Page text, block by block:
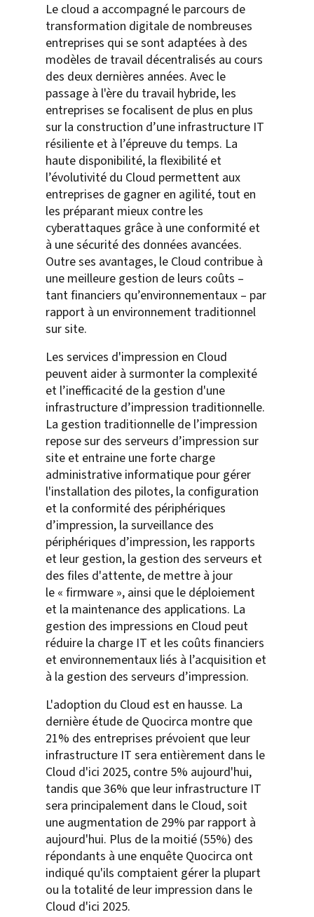
Le cloud a accompagné le parcours de
transformation digitale de nombreuses
entreprises qui se sont adaptées à des
modèles de travail décentralisés au cours
des deux dernières années. Avec le
passage à l'ère du travail hybride, les
entreprises se focalisent de plus en plus
sur la construction d’une infrastructure IT
résiliente et à l’épreuve du temps. La
haute disponibilité, la flexibilité et
l’évolutivité du Cloud permettent aux
entreprises de gagner en agilité, tout en
les préparant mieux contre les
cyberattaques grâce à une conformité et
à une sécurité des données avancées.
Outre ses avantages, le Cloud contribue à
une meilleure gestion de leurs coûts –
tant financiers qu’environnementaux – par
rapport à un environnement traditionnel
sur site.
Les services d'impression en Cloud
peuvent aider à surmonter la complexité
et l’inefficacité de la gestion d'une
infrastructure d’impression traditionnelle.
La gestion traditionnelle de l’impression
repose sur des serveurs d’impression sur
site et entraine une forte charge
administrative informatique pour gérer
l'installation des pilotes, la configuration
et la conformité des périphériques
d’impression, la surveillance des
périphériques d’impression, les rapports
et leur gestion, la gestion des serveurs et
des files d'attente, de mettre à jour
le « firmware », ainsi que le déploiement
et la maintenance des applications. La
gestion des impressions en Cloud peut
réduire la charge IT et les coûts financiers
et environnementaux liés à l’acquisition et
à la gestion des serveurs d’impression.
L'adoption du Cloud est en hausse. La
dernière étude de Quocirca montre que
21% des entreprises prévoient que leur
infrastructure IT sera entièrement dans le
Cloud d'ici 2025, contre 5% aujourd'hui,
tandis que 36% que leur infrastructure IT
sera principalement dans le Cloud, soit
une augmentation de 29% par rapport à
aujourd'hui. Plus de la moitié (55%) des
répondants à une enquête Quocirca ont
indiqué qu'ils comptaient gérer la plupart
ou la totalité de leur impression dans le
Cloud d'ici 2025.